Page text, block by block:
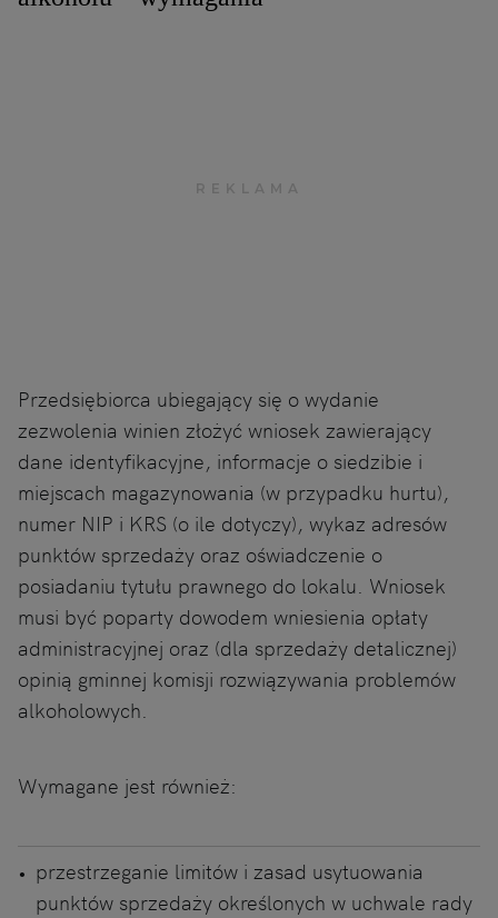
Przedsiębiorca ubiegający się o wydanie
zezwolenia winien złożyć wniosek zawierający
dane identyfikacyjne, informacje o siedzibie i
miejscach magazynowania (w przypadku hurtu),
numer NIP i KRS (o ile dotyczy), wykaz adresów
punktów sprzedaży oraz oświadczenie o
posiadaniu tytułu prawnego do lokalu. Wniosek
musi być poparty dowodem wniesienia opłaty
administracyjnej oraz (dla sprzedaży detalicznej)
opinią gminnej komisji rozwiązywania problemów
alkoholowych.
Wymagane jest również:
przestrzeganie limitów i zasad usytuowania
punktów sprzedaży określonych w uchwale rady